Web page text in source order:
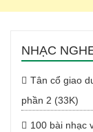
NHẠC
Tân cổ giao
phần 2 (33K)
100 bài nhạc